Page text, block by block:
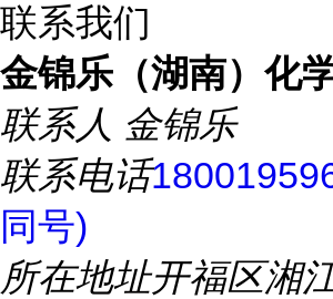
联系我们
金锦乐（湖南）化
联系人 金锦乐
联系电话
同号)
所在地址开福区湘